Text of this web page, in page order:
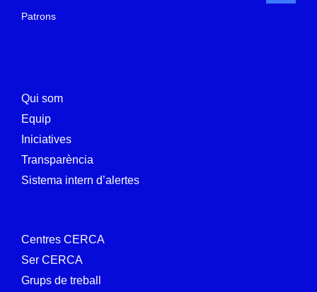
Patrons
Qui som
Equip
Iniciatives
Transparència
Sistema intern d’alertes
Centres CERCA
Ser CERCA
Grups de treball